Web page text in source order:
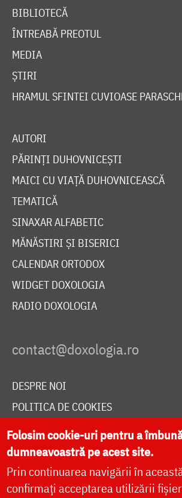
BIBLIOTECĂ
ÎNTREABĂ PREOTUL
MEDIA
ȘTIRI
HRAMUL SFINTEI CUVIOASE
AUTORI
PĂRINȚI DUHOVNICEȘTI
MAICI CU VIAȚĂ DUHOVNICEASCĂ
TEMATICĂ
SINAXAR ALFABETIC
MĂNĂSTIRI ȘI BISERICI
CALENDAR ORTODOX
WIDGET DOXOLOGIA
RADIO DOXOLOGIA
DESPRE NOI
POLITICA DE COOKIES
DONEAZĂ ONLINE PENTRU
LIVE
Folosim cookie-uri pentru a
dumneavoastră pe acest site.
Prin continuarea navigării în
confirmați acceptarea utilizării